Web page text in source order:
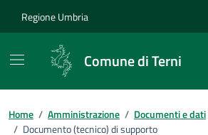
Regione Umbria
Comune di Terni
Home / Amministrazione / Documenti e dati
/ Documento (tecnico) di supporto